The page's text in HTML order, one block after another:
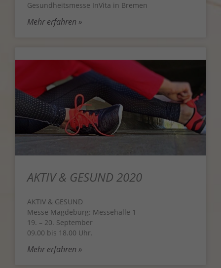
Gesundheitsmesse InVita in Bremen
Mehr erfahren »
AKTIV & GESUND 2020
AKTIV & GESUND
Messe Magdeburg: Messehalle 1
19. – 20. September
09.00 bis 18.00 Uhr.
Mehr erfahren »